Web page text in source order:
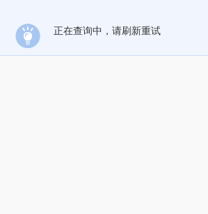
正在查询中，请刷新重试